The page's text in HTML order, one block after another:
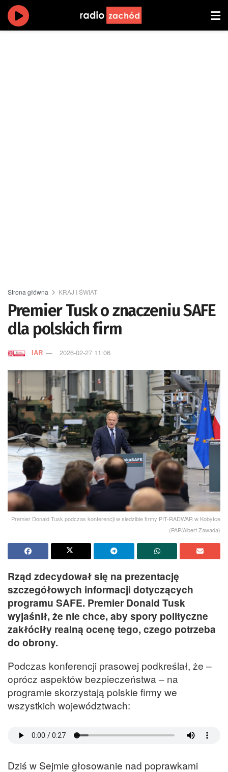
Strona główna KRAJ I ŚWIAT
Premier Tusk o znaczeniu SAFE
dla polskich firm
IAR 2026-02-27 11:06
Premier Donald Tusk podczas konferencji w siedzibie firmy PIT-RADWAR w Kobyłce
(PAP/Albert Zawada)
Rząd zdecydował się na prezentację
szczegółowych informacji dotyczących
programu SAFE. Premier Donald Tusk
wyjaśnił, że nie chce, aby spory polityczne
zakłóciły realną ocenę tego, czego potrzeba
do obrony.
Podczas konferencji prasowej podkreślał, że –
oprócz aspektów bezpieczeństwa – na
programie skorzystają polskie firmy we
wszystkich województwach:
Dziś w Sejmie głosowanie nad poprawkami